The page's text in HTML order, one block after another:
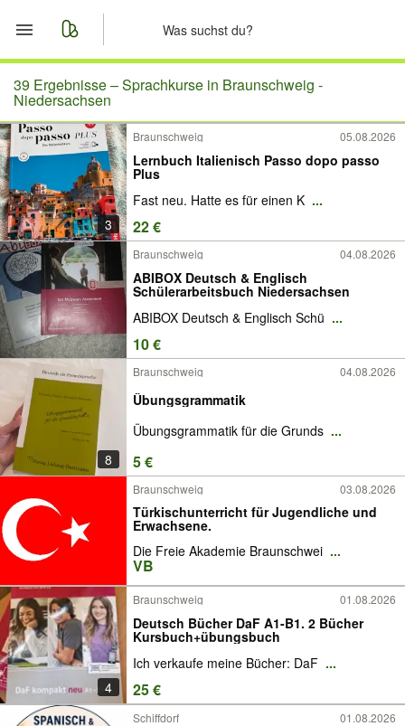
Start
Merkliste
Nachrichten
Anzeige aufgeben
39 Ergebnisse –Sprachkurse in Braunschweig -
Niedersachsen
3
Braunschweig 05.08.2026
Lernbuch Italienisch Passo dopo passo
Plus
Fast neu. Hatte es für einen K ...
22 €
Braunschweig 04.08.2026
ABIBOX Deutsch & Englisch
Schülerarbeitsbuch Niedersachsen
ABIBOX Deutsch & Englisch Schü ...
10 €
8
Braunschweig 04.08.2026
Übungsgrammatik
Übungsgrammatik für die Grunds ...
5 €
Braunschweig 03.08.2026
Türkischunterricht für Jugendliche und
Erwachsene.
Die Freie Akademie Braunschwei ...
VB
4
Braunschweig 01.08.2026
Deutsch Bücher DaF A1-B1. 2 Bücher
Kursbuch+übungsbuch
Ich verkaufe meine Bücher: DaF ...
25 €
Schiffdorf 01.08.2026